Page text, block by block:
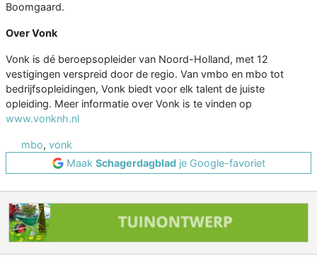
Boomgaard.
Over Vonk
Vonk is dé beroepsopleider van Noord-Holland, met 12
vestigingen verspreid door de regio. Van vmbo en mbo tot
bedrijfsopleidingen, Vonk biedt voor elk talent de juiste
opleiding. Meer informatie over Vonk is te vinden op
www.vonknh.nl
mbo, vonk
Maak Schagerdagbladje Google-favoriet